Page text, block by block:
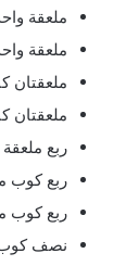
ملعقة
ملعقة
ملعقتان
ملعقتان
ربع
ربع كوب
ربع كوب
نصف كوب